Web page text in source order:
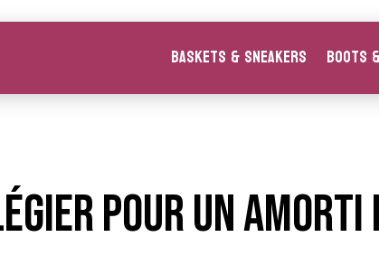
Baskets & Sneakers Boots
pour un amorti